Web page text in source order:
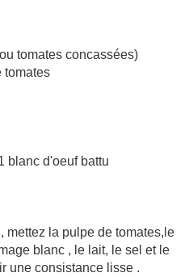
tomates concassées)
tomates
blanc d'oeuf battu
mettez la pulpe de tomates,le
blanc , le lait, le sel et le
une consistance lisse .